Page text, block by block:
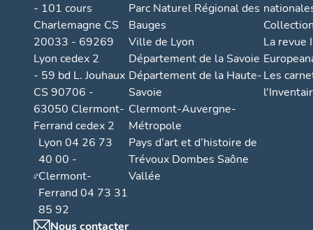
- 101 cours
Charlemagne CS
20033 - 69269
Lyon cedex 2
- 59 bd L. Jouhaux
CS 90706 -
63050 Clermont-
Ferrand cedex 2
Lyon 04 26 73
40 00 -
Clermont-
Ferrand 04 73 31
85 92
Nous contacter
Parc Naturel Régional des
Bauges
Ville de Lyon
Département de la Savoie
Département de la Haute-
Savoie
Clermont-Auvergne-
Métropole
Pays d’art et d’histoire de
Trévoux Dombes Saône
Vallée
La revue
Les